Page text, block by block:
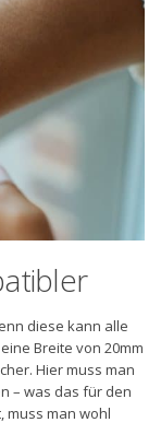
diese kann alle
Breite von 20mm
Hier muss man
– was das für den
muss man wohl